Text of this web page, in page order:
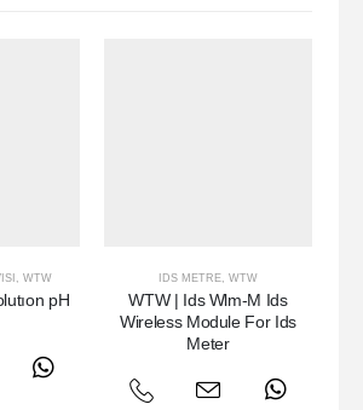
, WTW
pH
IDS METRE, WTW
WTW | Ids Wlm-M Ids
Wireless Module For Ids
Meter